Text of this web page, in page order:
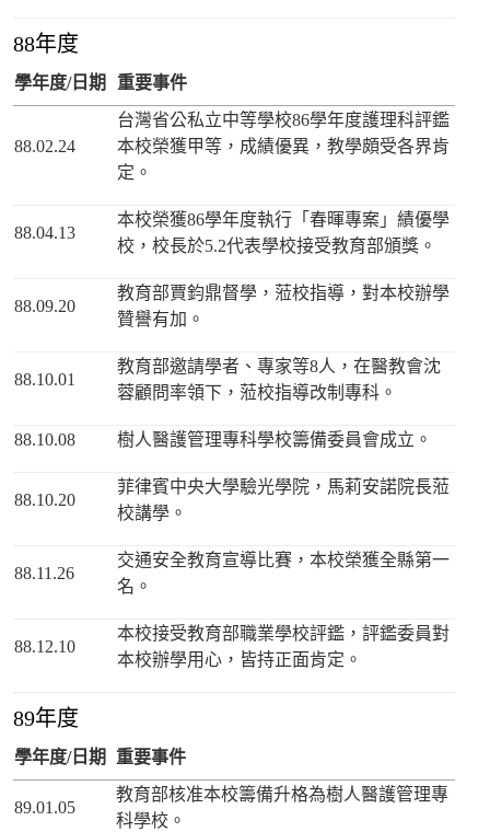
88年度
學年度/日期 重要事件
88.02.24
台灣省公私立中等學校86學年度護理科評鑑
本校榮獲甲等，成績優異，教學頗受各界肯
定。
88.04.13
本校榮獲86學年度執行「春暉專案」績優學
校，校長於5.2代表學校接受教育部頒獎。
88.09.20
教育部賈鈞鼎督學，蒞校指導，對本校辦學
贊譽有加。
88.10.01
教育部邀請學者、專家等8人，在醫教會沈
蓉顧問率領下，蒞校指導改制專科。
88.10.08 樹人醫護管理專科學校籌備委員會成立。
88.10.20
菲律賓中央大學驗光學院，馬莉安諾院長蒞
校講學。
88.11.26
交通安全教育宣導比賽，本校榮獲全縣第一
名。
88.12.10
本校接受教育部職業學校評鑑，評鑑委員對
本校辦學用心，皆持正面肯定。
89年度
學年度/日期 重要事件
89.01.05
教育部核准本校籌備升格為樹人醫護管理專
科學校。